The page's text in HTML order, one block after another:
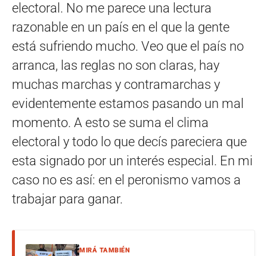
electoral. No me parece una lectura
razonable en un país en el que la gente
está sufriendo mucho. Veo que el país no
arranca, las reglas no son claras, hay
muchas marchas y contramarchas y
evidentemente estamos pasando un mal
momento. A esto se suma el clima
electoral y todo lo que decís pareciera que
esta signado por un interés especial. En mi
caso no es así: en el peronismo vamos a
trabajar para ganar.
MIRÁ TAMBIÉN